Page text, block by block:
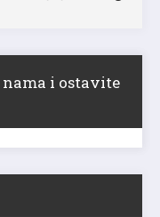
nama i ostavite